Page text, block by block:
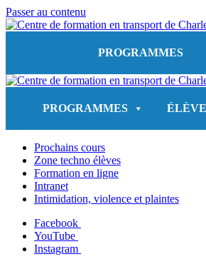
Passer au contenu
PROGRAMMES
PROGRAMMES
Prochains cours
Zone techno élèves
Formation en ligne
Intranet
Intimidation, violence et plaintes
Facebook
YouTube
Instagram